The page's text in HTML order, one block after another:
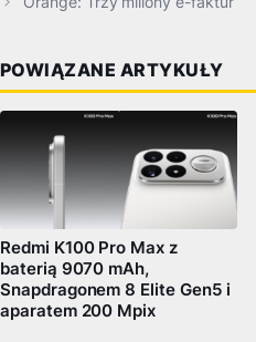
POWIĄZANE ARTYKUŁY
Redmi K100 Pro Max z
baterią 9070 mAh,
Snapdragonem 8 Elite Gen5 i
aparatem 200 Mpix